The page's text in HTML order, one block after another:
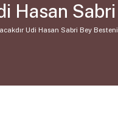
Hasan
Udi Hasan Sabri Bey